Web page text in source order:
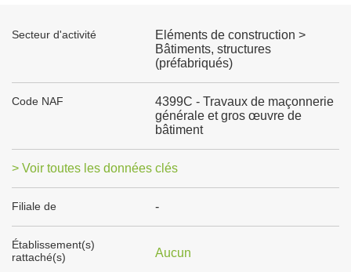
Secteur d'activité
Eléments de construction >
Bâtiments, structures
(préfabriqués)
Code NAF
4399C - Travaux de maçonnerie
générale et gros œuvre de
bâtiment
> Voir toutes les données clés
Filiale de -
Établissement(s)
rattaché(s)
Aucun